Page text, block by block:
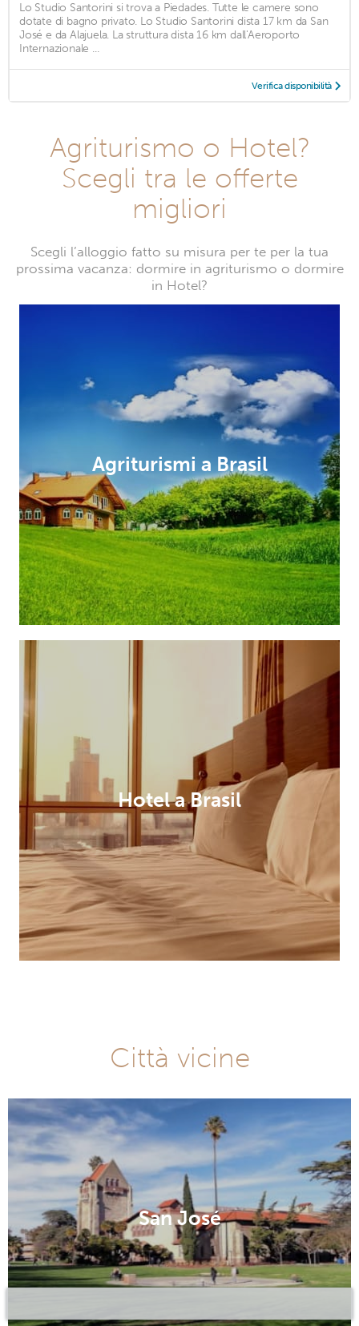
Lo Studio Santorini si trova a Piedades. Tutte le camere sono
dotate di bagno privato. Lo Studio Santorini dista 17 km da San
José e da Alajuela. La struttura dista 16 km dall'Aeroporto
Internazionale ...
Verifica disponibilità
Agriturismo o Hotel?
Scegli tra le offerte
migliori
Scegli l’alloggio fatto su misura per te per la tua
prossima vacanza: dormire in agriturismo o dormire
in Hotel?
Agriturismi a Brasil
Hotel a Brasil
Città vicine
San José